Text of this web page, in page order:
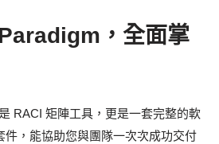
，全面掌
RACI 矩陣工具，更是一套完整的軟
件，能協助您與團隊一次次成功交付